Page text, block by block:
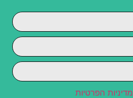
מדיניות הפרטיות